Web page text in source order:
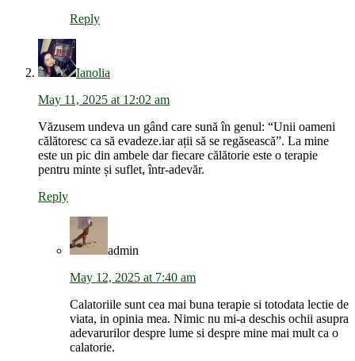
Reply
Ianolia
May 11, 2025 at 12:02 am
Văzusem undeva un gând care sună în genul: “Unii oameni
călătoresc ca să evadeze.iar ații să se regăsească”. La mine
este un pic din ambele dar fiecare călătorie este o terapie
pentru minte și suflet, într-adevăr.
Reply
admin
May 12, 2025 at 7:40 am
Calatoriile sunt cea mai buna terapie si totodata lectie de
viata, in opinia mea. Nimic nu mi-a deschis ochii asupra
adevarurilor despre lume si despre mine mai mult ca o
calatorie.